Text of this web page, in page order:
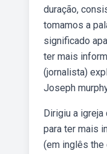
duração,
tomamos a
significado
ter mais
(jornalista)
Joseph
Dirigiu a
para ter mais
(em inglês the